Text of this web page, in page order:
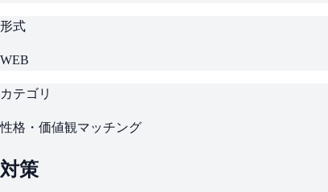
形式
WEB
カテゴリ
性格・価値観マッチング
対策